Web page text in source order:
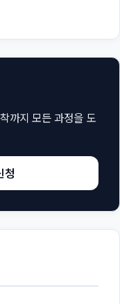
까지 모든 과정을 도
청